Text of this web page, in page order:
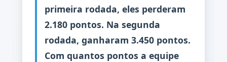
primeira rodada, eles perderam
2.180 pontos. Na segunda
rodada, ganharam 3.450 pontos.
Com quantos pontos a equipe